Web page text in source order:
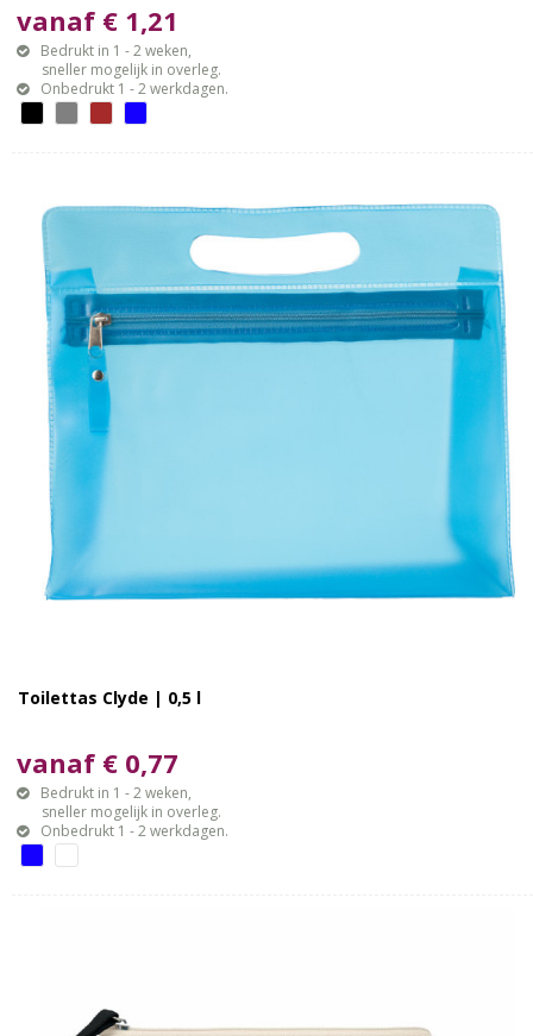
vanaf € 1,21
Bedrukt in 1 - 2 weken,
sneller mogelijk in overleg.
Onbedrukt 1 - 2 werkdagen.
Toilettas Clyde | 0,5 l
vanaf € 0,77
Bedrukt in 1 - 2 weken,
sneller mogelijk in overleg.
Onbedrukt 1 - 2 werkdagen.